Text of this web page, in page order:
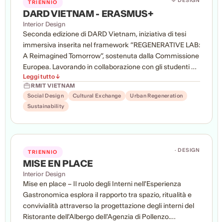
TRIENNIO
DARD VIETNAM - ERASMUS+
Interior Design
Seconda edizione di DARD Vietnam, iniziativa di tesi
immersiva inserita nel framework “REGENERATIVE LAB:
A Reimagined Tomorrow”, sostenuta dalla Commissione
Europea. Lavorando in collaborazione con gli studenti di
RMIT Vietnam e con istituzioni pubbliche locali, gli
studenti IED hanno esplorato strategie di riuso adattivo,
rigenerazione architettonica e design socialmente
responsabile nel contesto vietnamita. Il progetto di
ricerca indaga inoltre le modalità attraverso cui
integrare sostenibilità culturale, resilienza ambientale e
sviluppare approcci progettuali capaci di rispondere alle
sfide contemporanee dei territori in trasformazione.
Leggi tutto ↓
RMIT VIETNAM
Social Design
Cultural Exchange
Urban Regeneration
Sustainability
TRIENNIO · DESIGN
MISE EN PLACE
Interior Design
Mise en place – Il ruolo degli Interni nell'Esperienza
Gastronomica esplora il rapporto tra spazio, ritualità e
convivialità attraverso la progettazione degli interni del
Ristorante dell'Albergo dell'Agenzia di Pollenzo.